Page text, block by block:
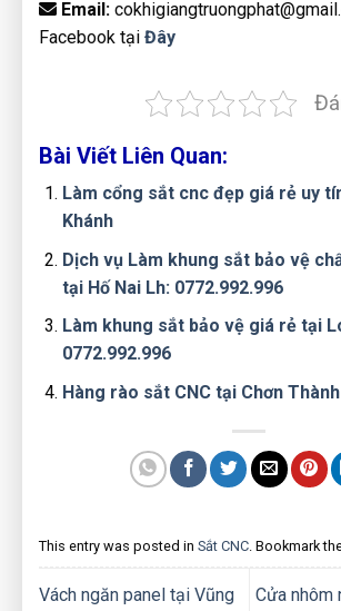
Email:
Facebook tại Đây
Bài Viết Liên Quan:
Làm cổng sắt cnc đẹp giá rẻ uy
Khánh
Dịch vụ Làm khung sắt bảo vệ
tại Hố Nai Lh: 0772.992.996
Làm khung sắt bảo vệ giá rẻ tại
0772.992.996
Hàng rào sắt CNC tại Chơn Thành
This entry was posted in Sắt CNC. Bookmark
Vách ngăn panel tại Vũng
Cửa nhôm